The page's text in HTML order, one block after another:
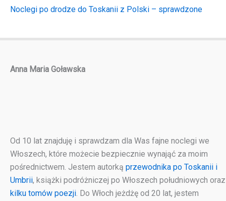
Noclegi po drodze do Toskanii z Polski – sprawdzone
Anna Maria Goławska
Od 10 lat znajduję i sprawdzam dla Was fajne noclegi we
Włoszech, które możecie bezpiecznie wynająć za moim
pośrednictwem. Jestem autorką przewodnika po Toskanii i
Umbrii, książki podróżniczej po Włoszech południowych oraz
kilku tomów poezji . Do Włoch jeżdżę od 20 lat, jestem